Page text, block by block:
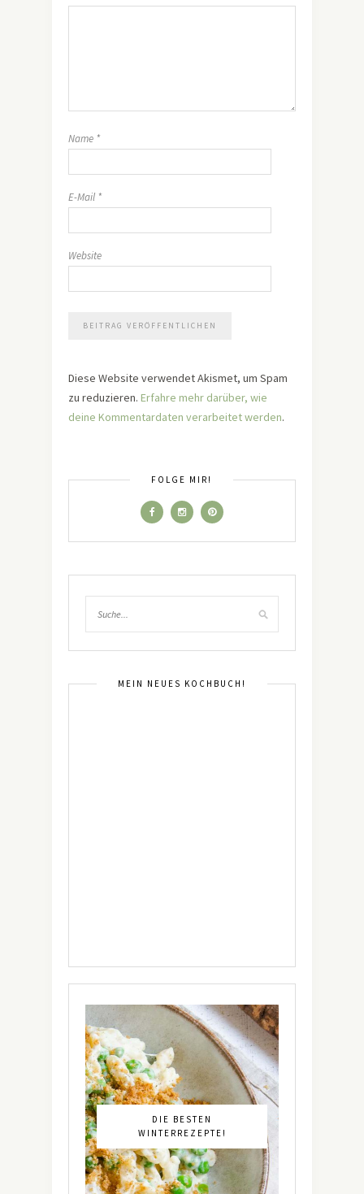
Name *
E-Mail *
Website
Diese Website verwendet Akismet, um Spam
zu reduzieren. Erfahre mehr darüber, wie
deine Kommentardaten verarbeitet werden.
FOLGE MIR!
MEIN NEUES KOCHBUCH!
DIE BESTEN
WINTERREZEPTE!